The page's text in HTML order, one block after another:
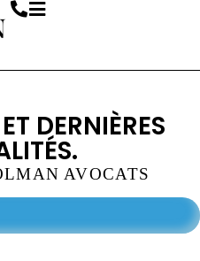
DERNIÈRES
AVOCATS